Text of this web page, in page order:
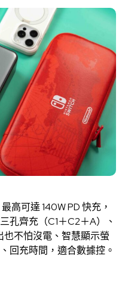
高可達 140W PD 快充，
孔齊充（C1＋C2＋A）、
不怕沒電、智慧顯示螢
回充時間，適合數據控。